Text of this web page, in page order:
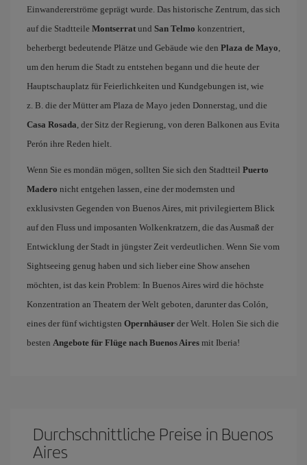
Einwandererströme geprägt wurde. Das historische Zentrum, das sich
auf die Stadtteile Montserrat und San Telmo konzentriert,
beherbergt bedeutende Plätze und Gebäude wie den Plaza de Mayo,
um den herum die Stadt zu entstehen begann und die heute der
Hauptschauplatz für Feierlichkeiten und Kundgebungen ist, wie
z. B. die der Mütter am Plaza de Mayo jeden Donnerstag, und die
Casa Rosada, der Sitz der Regierung, von deren Balkonen aus Evita
Perón ihre Reden hielt.
Wenn Sie es mondän mögen, sollten Sie sich den Stadtteil Puerto
Madero nicht entgehen lassen, eine der modernsten und
exklusivsten Gegenden von Buenos Aires, mit privilegiertem Blick
auf den Fluss und imposanten Wolkenkratzern, die das Ausmaß der
Entwicklung der Stadt in jüngster Zeit verdeutlichen. Wenn Sie vom
Sightseeing genug haben und sich lieber eine Show ansehen
möchten, ist das kein Problem: In Buenos Aires wird die höchste
Konzentration an Theatern der Welt geboten, darunter das Colón,
eines der fünf wichtigsten Opernhäuser der Welt. Holen Sie sich die
besten Angebote für Flüge nach Buenos Aires mit Iberia!
Durchschnittliche Preise in Buenos
Aires